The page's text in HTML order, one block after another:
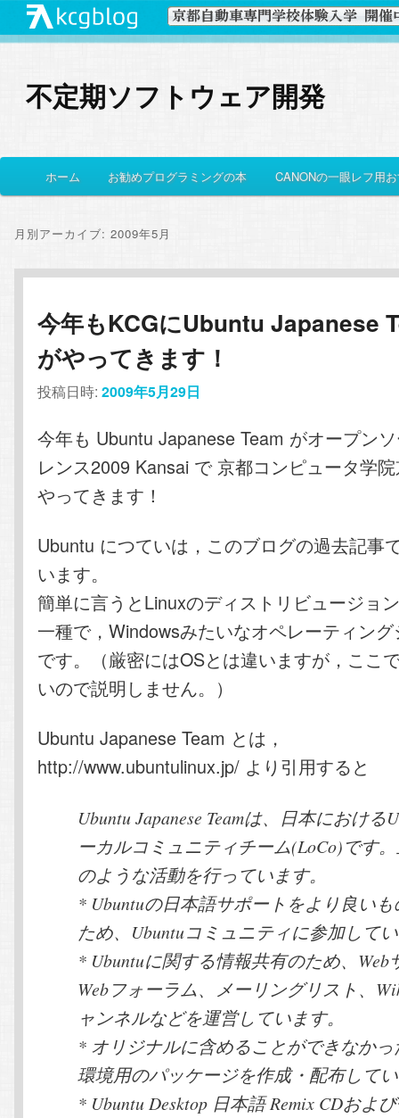
不定期ソフトウェア開発
イ
メ
ン
コ
ン
テ
ン
移
動
サ
コ
ン
テ
ン
ツ
動
ホーム お勧めプログラミングの本 CANONの一眼レフ用
月別アーカイブ:2009年5月
今年もKCGにUbuntu Japanese
がやってきます！
投稿日時:2009年5月29日
今年も Ubuntu Japanese Team がオープン
レンス2009 Kansai で 京都コンピュータ学
やってきます！
Ubuntu につていは，このブログの過去記事
います。
簡単に言うとLinuxのディストリビュージョ
一種で，Windowsみたいなオペレーティン
です。（厳密にはOSとは違いますが，ここ
いので説明しません。）
Ubuntu Japanese Team とは，
http://www.ubuntulinux.jp/ より引用すると
Ubuntu Japanese Teamは、日本における
ーカルコミュニティチーム(LoCo)です
のような活動を行っています。
* Ubuntuの日本語サポートをより良い
ため、Ubuntuコミュニティに参加して
* Ubuntuに関する情報共有のため、Web
Webフォーラム、メーリングリスト、
ャンネルなどを運営しています。
* オリジナルに含めることができなか
環境用のパッケージを作成・配布して
* Ubuntu Desktop 日本語 Remix CDおよ